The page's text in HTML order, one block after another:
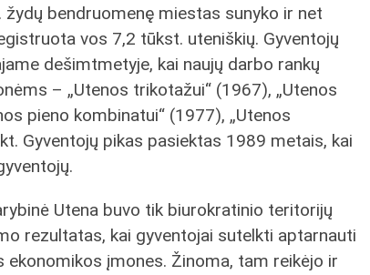
bendruomenę miestas sunyko ir net
vos 7,2 tūkst. uteniškių. Gyventojų
dešimtmetyje, kai naujų darbo rankų
– „Utenos trikotažui“ (1967), „Utenos
pieno kombinatui“ (1977), „Utenos
Gyventojų pikas pasiektas 1989 metais, kai
Utena buvo tik biurokratinio teritorijų
rezultatas, kai gyventojai sutelkti aptarnauti
ekonomikos įmones. Žinoma, tam reikėjo ir